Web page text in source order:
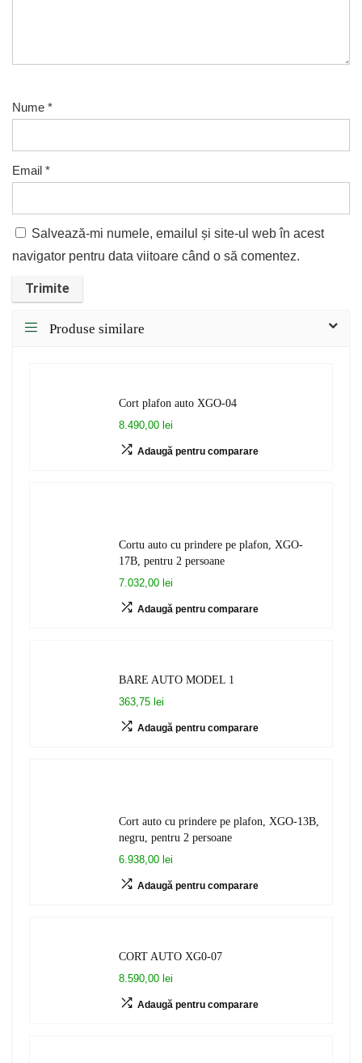
Nume *
Email *
Salvează-mi numele, emailul și site-ul web în acest
navigator pentru data viitoare când o să comentez.
Produse similare
Cort plafon auto XGO-04
8.490,00 lei
Adaugă pentru comparare
Cortu auto cu prindere pe plafon, XGO-
17B, pentru 2 persoane
7.032,00 lei
Adaugă pentru comparare
BARE AUTO MODEL 1
363,75 lei
Adaugă pentru comparare
Cort auto cu prindere pe plafon, XGO-13B,
negru, pentru 2 persoane
6.938,00 lei
Adaugă pentru comparare
CORT AUTO XG0-07
8.590,00 lei
Adaugă pentru comparare